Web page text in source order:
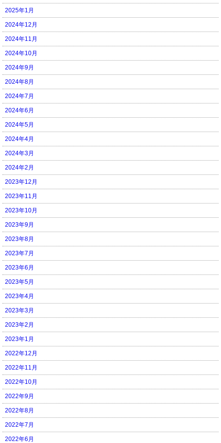
2025年1月
2024年12月
2024年11月
2024年10月
2024年9月
2024年8月
2024年7月
2024年6月
2024年5月
2024年4月
2024年3月
2024年2月
2023年12月
2023年11月
2023年10月
2023年9月
2023年8月
2023年7月
2023年6月
2023年5月
2023年4月
2023年3月
2023年2月
2023年1月
2022年12月
2022年11月
2022年10月
2022年9月
2022年8月
2022年7月
2022年6月